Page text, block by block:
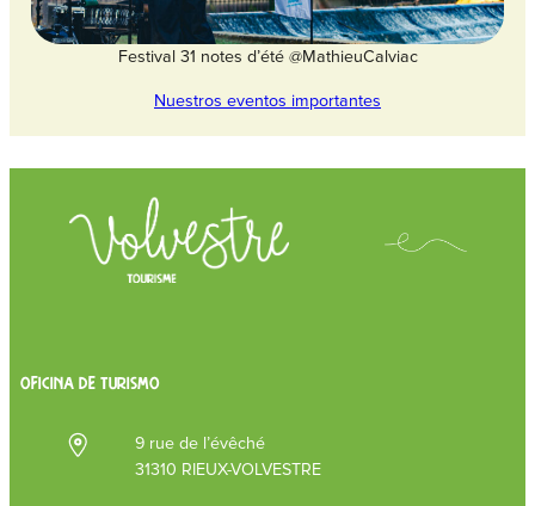
Festival 31 notes d’été @MathieuCalviac
Nuestros eventos importantes
OFICINA DE TURISMO
9 rue de l’évêché
31310 RIEUX-VOLVESTRE